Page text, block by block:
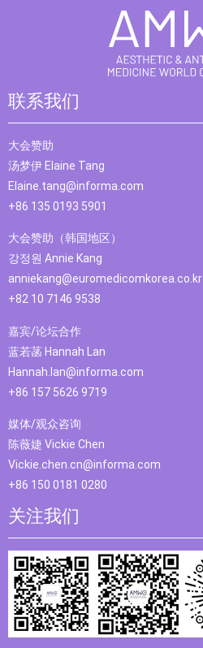
联系我们
大会赞助
汤梦伊 Elaine Tang
Elaine.tang@informa.com
+86 135 0193 5901
大会赞助（韩国地区）
강정원 Annie Kang
anniekang@euromedicomkorea.co.kr
+82 10 7146 9538
嘉宾/论坛合作
蓝若菡 Hannah Lan
Hannah.lan@informa.com
+86 157 5626 9719
媒体/观众咨询
陈薇婕 Vickie Chen
Vickie.chen.cn@informa.com
+86 150 0181 0280
关注我们